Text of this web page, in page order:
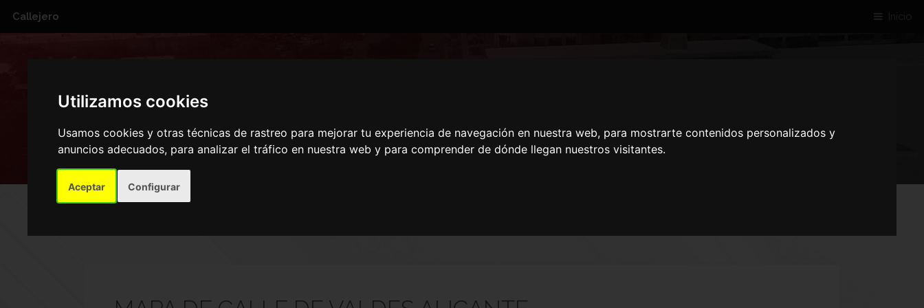
Utilizamos cookies
Usamos cookies y otras técnicas de rastreo para mejorar tu experiencia de navegación en nuestra web, para mostrarte contenidos personalizados y
anuncios adecuados, para analizar el tráfico en nuestra web y para comprender de dónde llegan nuestros visitantes.
Aceptar Configurar
Callejero Inicio